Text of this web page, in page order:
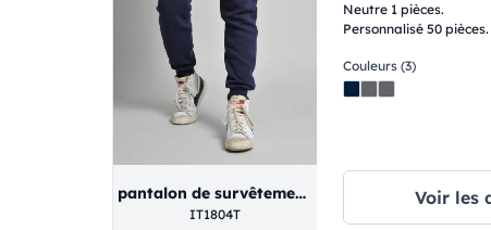
pantalon de survêtement souple et décontracté
IT1804T
Neutre 1 pièces.
Personnalisé 50 pièces.
Couleurs (3)
Voir les